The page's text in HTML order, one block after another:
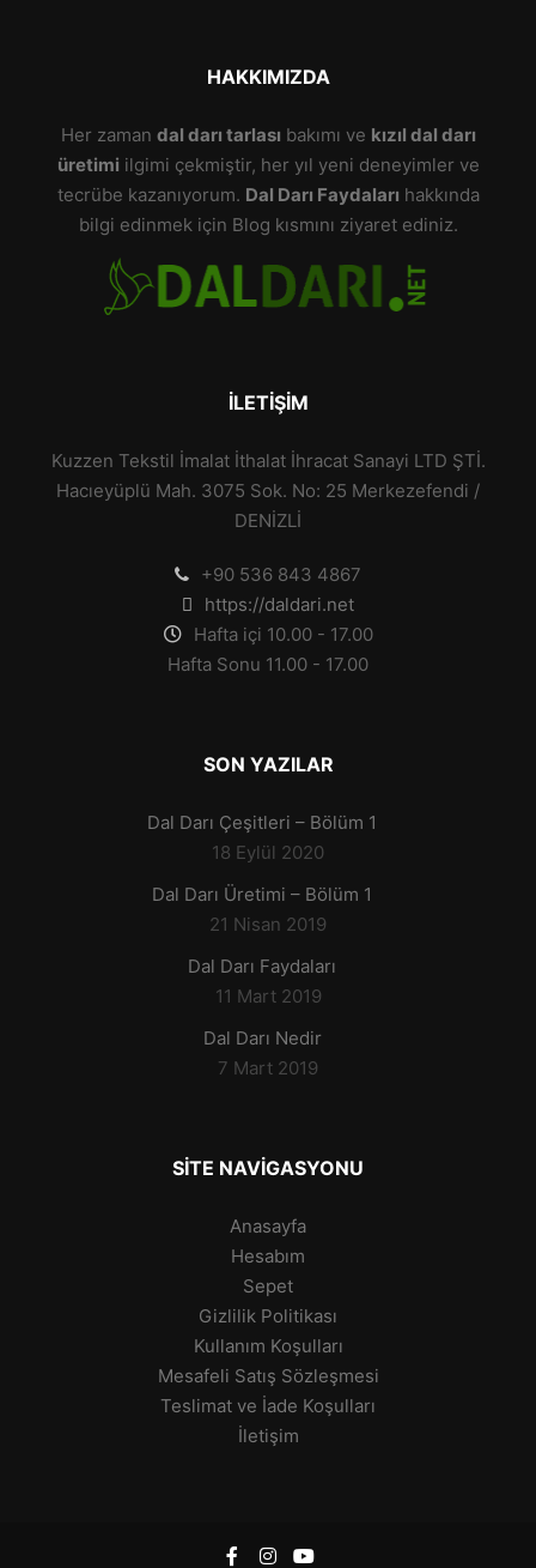
HAKKIMIZDA
Her zaman dal darı tarlası bakımı ve kızıl dal darı
üretimi ilgimi çekmiştir, her yıl yeni deneyimler ve
tecrübe kazanıyorum. Dal Darı Faydaları hakkında
bilgi edinmek için Blog kısmını ziyaret ediniz.
İLETIŞIM
Kuzzen Tekstil İmalat İthalat İhracat Sanayi LTD ŞTİ.
Hacıeyüplü Mah. 3075 Sok. No: 25 Merkezefendi /
DENİZLİ
+90 536 843 4867
https://daldari.net
Hafta içi 10.00 - 17.00
Hafta Sonu 11.00 - 17.00
SON YAZILAR
Dal Darı Çeşitleri – Bölüm 1
18 Eylül 2020
Dal Darı Üretimi – Bölüm 1
21 Nisan 2019
Dal Darı Faydaları
11 Mart 2019
Dal Darı Nedir
7 Mart 2019
SITE NAVIGASYONU
Anasayfa
Hesabım
Sepet
Gizlilik Politikası
Kullanım Koşulları
Mesafeli Satış Sözleşmesi
Teslimat ve İade Koşulları
İletişim